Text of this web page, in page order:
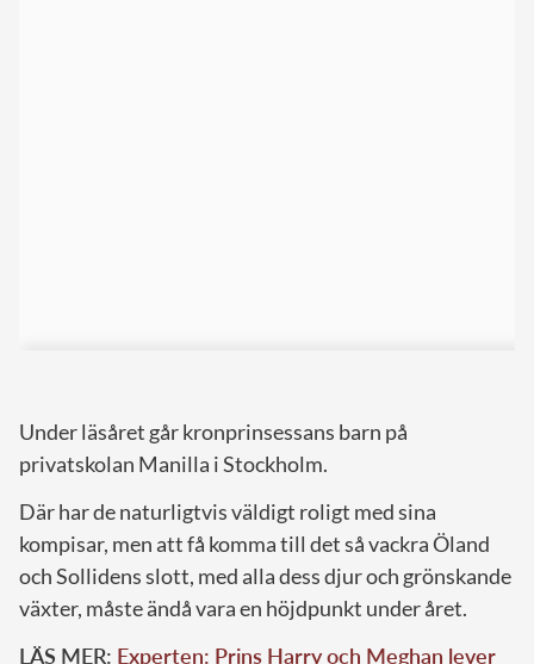
Under läsåret går kronprinsessans barn på
privatskolan Manilla i Stockholm.
Där har de naturligtvis väldigt roligt med sina
kompisar, men att få komma till det så vackra Öland
och Sollidens slott, med alla dess djur och grönskande
växter, måste ändå vara en höjdpunkt under året.
LÄS MER: Experten: Prins Harry och Meghan lever